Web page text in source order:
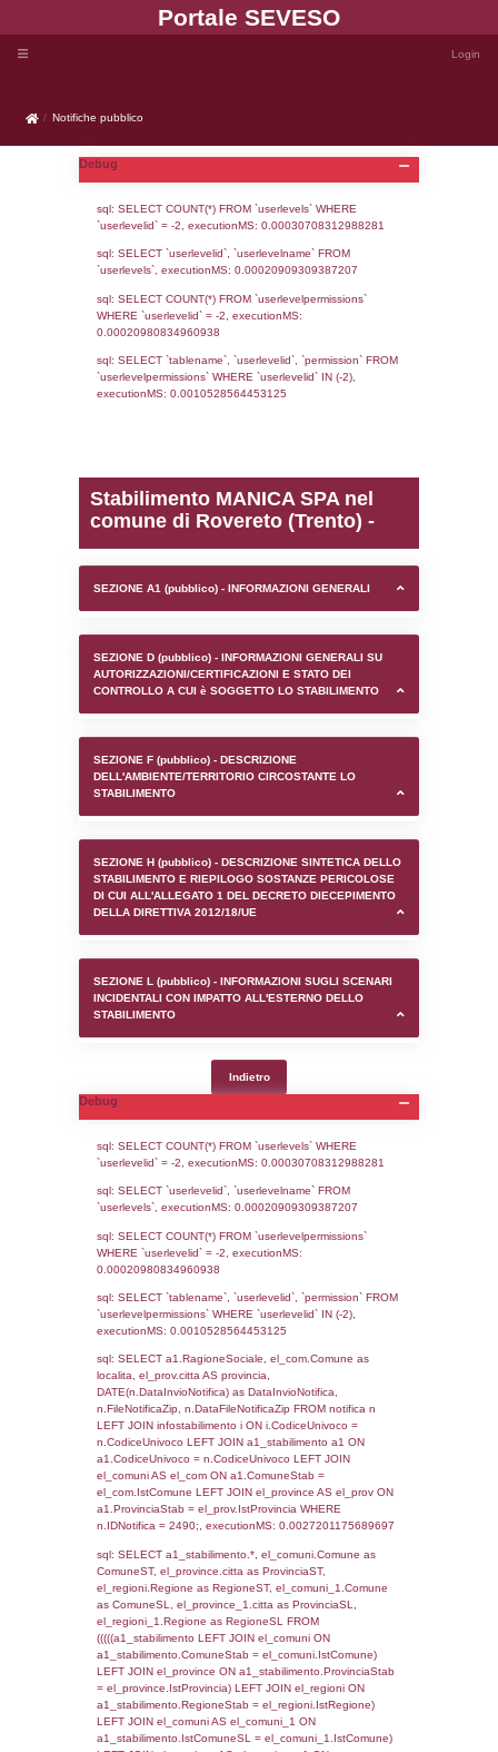
Portale
Notifiche pubblico
Notifiche pubblico
Debug
sql: SELECT COUNT(*) FROM `userlevels`
sql: SELECT `userlevelid`, `userlevelname`
0.00020980834960938
sql: SELECT `tablename`, `userlevelid`,
`userlevelpermissions` WHERE `userlevelid`
executionMS: 0.0010528564453125
Stabilimento MANICA
comune di Rovereto
SEZIONE A1 (pubblico) - INFORMAZIONI
SEZIONE D (pubblico) - INFORMAZIONI
AUTORIZZAZIONI/CERTIFICAZIONI E
CONTROLLO A CUI è SOGGETTO LO
SEZIONE F (pubblico) - DESCRIZIONE
DELL'AMBIENTE/TERRITORIO
SEZIONE H (pubblico) - DESCRIZIONE
STABILIMENTO E RIEPILOGO SOSTANZE
DI CUI ALL'ALLEGATO 1 DEL DECRETO
DELLA DIRETTIVA 2012/18/UE
SEZIONE L (pubblico) - INFORMAZIONI
INCIDENTALI CON IMPATTO
STABILIMENTO
Indietro
Debug